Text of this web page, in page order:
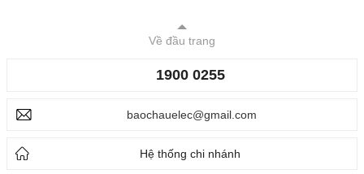
Về đầu trang
1900 0255
baochauelec@gmail.com
Hệ thống chi nhánh